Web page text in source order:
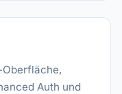
Auth und